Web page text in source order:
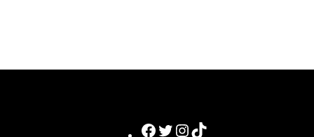
Facebook
Twitter
Instagram
TikTok